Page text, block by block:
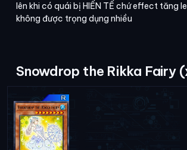
lên khi có quái bị HIẾN TẾ chứ effect tăng
không được trọng dụng nhiều
Snowdrop the Rikka Fairy